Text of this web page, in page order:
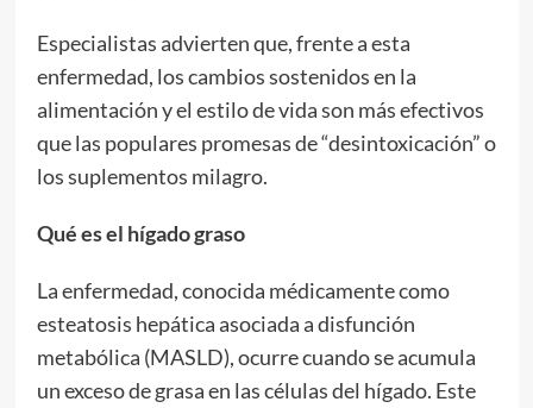
Especialistas advierten que, frente a esta
enfermedad, los cambios sostenidos en la
alimentación y el estilo de vida son más efectivos
que las populares promesas de “desintoxicación” o
los suplementos milagro.
Qué es el hígado graso
La enfermedad, conocida médicamente como
esteatosis hepática asociada a disfunción
metabólica (MASLD), ocurre cuando se acumula
un exceso de grasa en las células del hígado. Este